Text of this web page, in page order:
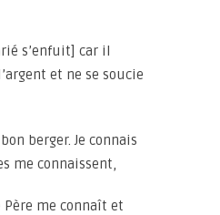
s’enfuit] car il
et ne se soucie
berger. Je connais
me connaissent,
me connaît et